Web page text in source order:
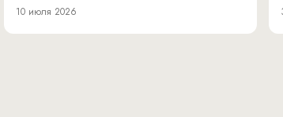
10 июля 2026